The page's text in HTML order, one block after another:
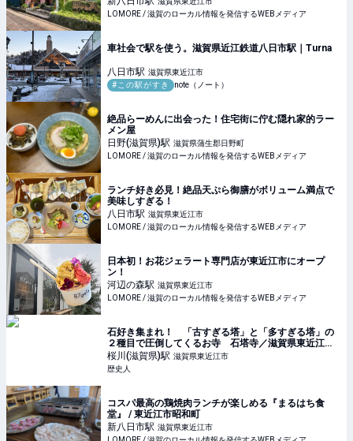
LOMORE / 滋賀のローカル情報を発信するWEBメディア
車社会で駅を使う。滋賀県近江鉄道八日市駅｜Turna
八日市駅 滋賀県東近江市
#この駅がすき
note（ノート）
絶品らーめんに出会った！住宅街に佇む隠れ家的ラー
メン屋
日野(滋賀県)駅 滋賀県蒲生郡日野町
LOMORE / 滋賀のローカル情報を発信するWEBメディア
ランチ好き必見！絶品天ぷら御膳がボリューム満点で
美味しすぎる！
八日市駅 滋賀県東近江市
LOMORE / 滋賀のローカル情報を発信するWEBメディア
日本初！お花ジェラート専門店が東近江市にオープ
ン！
河辺の森駅 滋賀県東近江市
LOMORE / 滋賀のローカル情報を発信するWEBメディア
石好き集まれ！ 「古すぎる塔」と「多すぎる塔」の
２種目で圧倒してくるお寺 石塔寺／滋賀県東近江市
｜ 歴史人
桜川(滋賀県)駅 滋賀県東近江市
歴史人
コスパ最高の鶏焼肉ランチが楽しめる『まるはち食
堂』 / 東近江市昭和町
新八日市駅 滋賀県東近江市